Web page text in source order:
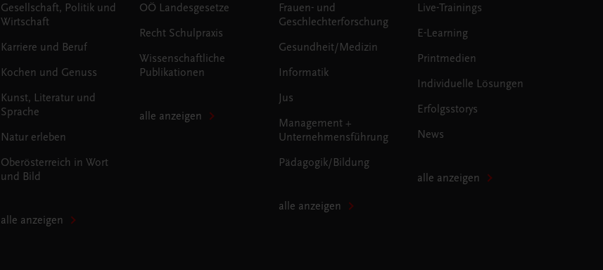
Gesellschaft, Politik und
Wirtschaft
Karriere und Beruf
Kochen und Genuss
Kunst, Literatur und
Sprache
Natur erleben
Oberösterreich in Wort
und Bild
alle anzeigen
OÖ Landesgesetze
Recht Schulpraxis
Wissenschaftliche
Publikationen
alle anzeigen
Frauen- und
Geschlechterforschung
Gesundheit/Medizin
Informatik
Jus
Management +
Unternehmensführung
Pädagogik/Bildung
alle anzeigen
Live-Trainings
E-Learning
Printmedien
Individuelle Lösungen
Erfolgsstorys
News
alle anzeigen